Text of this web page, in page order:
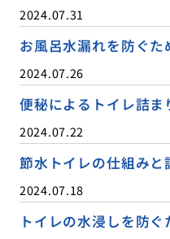
2024.07.31
お風呂水漏れを防ぐ
2024.07.26
便秘によるトイレ詰ま
2024.07.22
節水トイレの仕組みと
2024.07.18
トイレの水浸しを防